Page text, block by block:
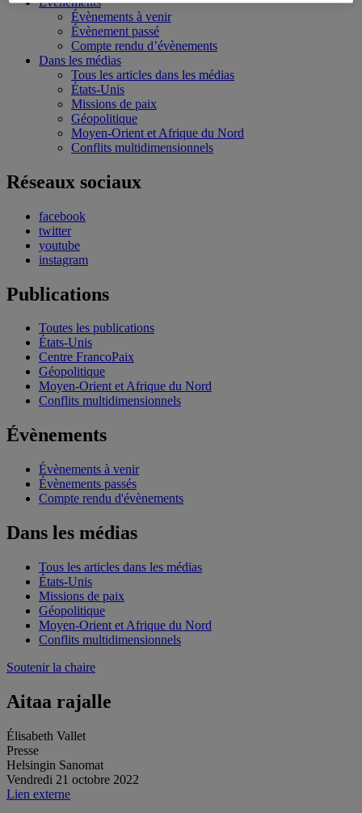
Évènements à venir
Évènement passé
Compte rendu d’évènements
Dans les médias
Tous les articles dans les médias
États-Unis
Missions de paix
Géopolitique
Moyen-Orient et Afrique du Nord
Conflits multidimensionnels
Réseaux sociaux
facebook
twitter
youtube
instagram
Publications
Toutes les publications
États-Unis
Centre FrancoPaix
Géopolitique
Moyen-Orient et Afrique du Nord
Conflits multidimensionnels
Évènements
Évènements à venir
Évènements passés
Compte rendu d'évènements
Dans les médias
Tous les articles dans les médias
États-Unis
Missions de paix
Géopolitique
Moyen-Orient et Afrique du Nord
Conflits multidimensionnels
Soutenir la chaire
Aitaa rajalle
Élisabeth Vallet
Presse
Helsingin Sanomat
Vendredi 21 octobre 2022
Lien externe